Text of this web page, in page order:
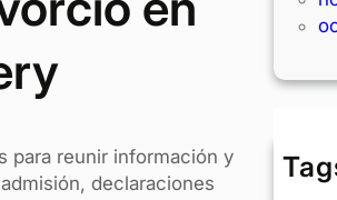
para reunir información y
declaraciones